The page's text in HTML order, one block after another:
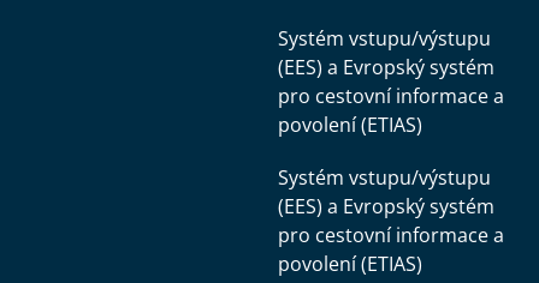
Systém vstupu/výstupu
(EES) a Evropský systém
pro cestovní informace a
povolení (ETIAS)
Systém vstupu/výstupu
(EES) a Evropský systém
pro cestovní informace a
povolení (ETIAS)